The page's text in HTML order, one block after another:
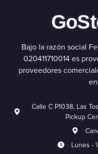
Bajo la razón social
020411710014 es
proveedores
Calle C P1038, Las
Pickup
Lunes -